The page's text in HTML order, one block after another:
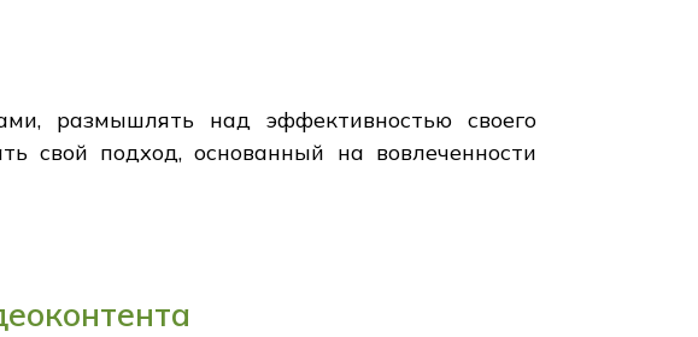
размышлять над эффективностью своего
свой подход, основанный на вовлеченности